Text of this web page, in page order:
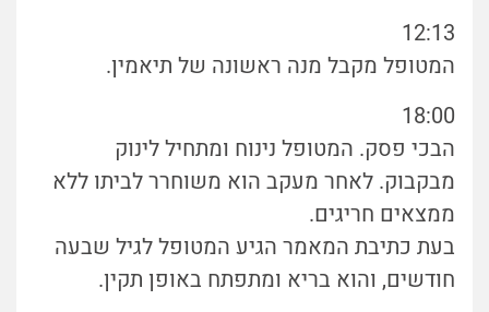
12:13
המטופל מקבל מנה ראשונה של תיאמין.
18:00
הבכי פסק. המטופל נינוח ומתחיל לינוק
מבקבוק. לאחר מעקב הוא משוחרר לביתו ללא
ממצאים חריגים.
בעת כתיבת המאמר הגיע המטופל לגיל שבעה
חודשים, והוא בריא ומתפתח באופן תקין.